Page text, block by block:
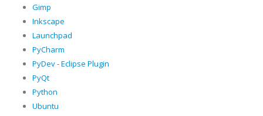
Gimp
Inkscape
Launchpad
PyCharm
PyDev - Eclipse Plugin
PyQt
Python
Ubuntu